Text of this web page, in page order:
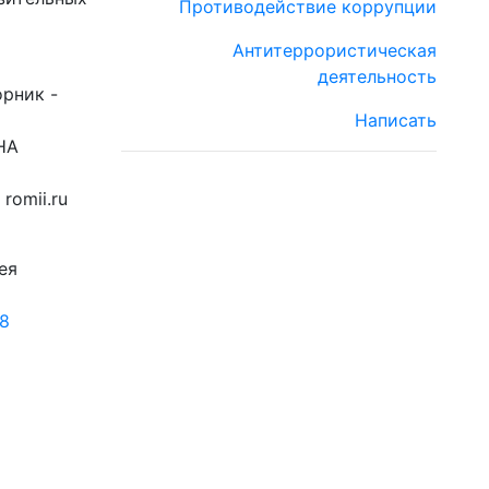
-
romii.ru
Противодействие коррупции
Антитеррористическая
деятельность
Написать